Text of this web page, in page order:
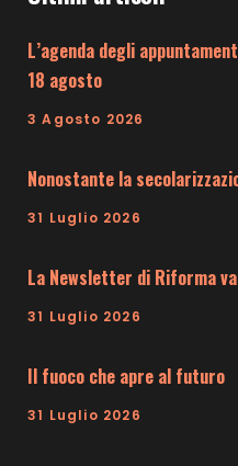
L’agenda degli
18 agosto
3 Agosto 2026
Nonostante la
31 Luglio 2026
La Newsletter di Riforma
31 Luglio 2026
Il fuoco che apre al futuro
31 Luglio 2026